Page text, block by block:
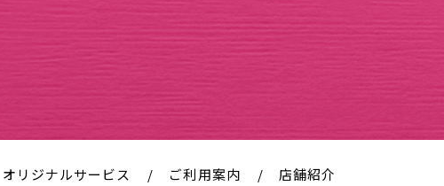
オリジナルサービス ご利用案内 店舗紹介